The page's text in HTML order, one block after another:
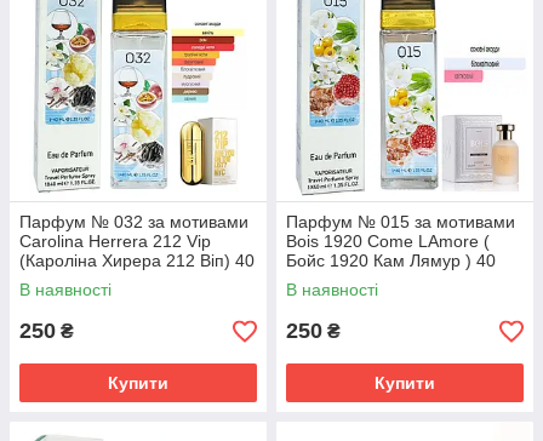
Парфум № 032 за мотивами
Carolina Herrera 212 Vip
(Кароліна Хирера 212 Віп) 40
мл
В наявності
250 ₴
Купити
Парфум № 015 за мотивами
Bois 1920 Come LAmore (
Бойс 1920 Кам Лямур ) 40
МЛ
В наявності
250 ₴
Купити